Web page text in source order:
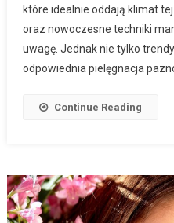
które idealnie oddają klimat
oraz nowoczesne techniki
uwagę. Jednak nie tylko
odpowiednia pielęgnacja
Continue Reading